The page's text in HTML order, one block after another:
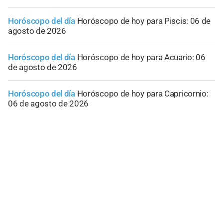
Horóscopo del día Horóscopo de hoy para Piscis: 06 de
agosto de 2026
Horóscopo del día Horóscopo de hoy para Acuario: 06
de agosto de 2026
Horóscopo del día Horóscopo de hoy para Capricornio:
06 de agosto de 2026